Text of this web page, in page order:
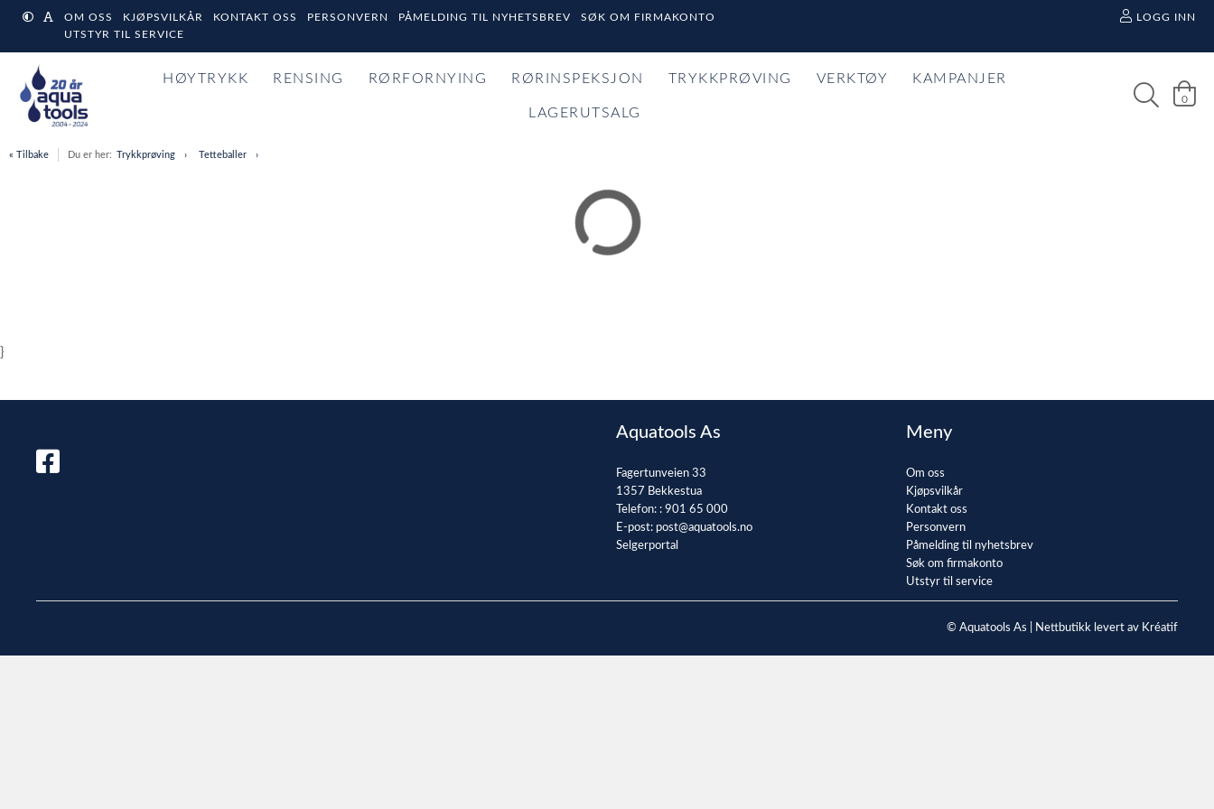
OM OSS KJØPSVILKÅR KONTAKT OSS PERSONVERN PÅMELDING TIL NYHETSBREV
SØK OM FIRMAKONTO
UTSTYR TIL SERVICE
LOGG INN
HØYTRYKK RENSING RØRFORNYING RØRINSPEKSJON TRYKKPRØVING VERKTØY KAMPANJER
LAGERUTSALG
0
« Tilbake Du er her: Trykkprøving Tetteballer
}
Aquatools As
Fagertunveien 33
1357 Bekkestua
Telefon: : 901 65 000
E-post: post@aquatools.no
Selgerportal
Meny
Om oss
Kjøpsvilkår
Kontakt oss
Personvern
Påmelding til nyhetsbrev
Søk om firmakonto
Utstyr til service
© Aquatools As | Nettbutikk levert av Kréatif